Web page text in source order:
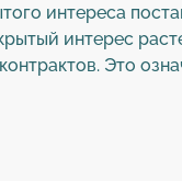
интереса
интерес
Это